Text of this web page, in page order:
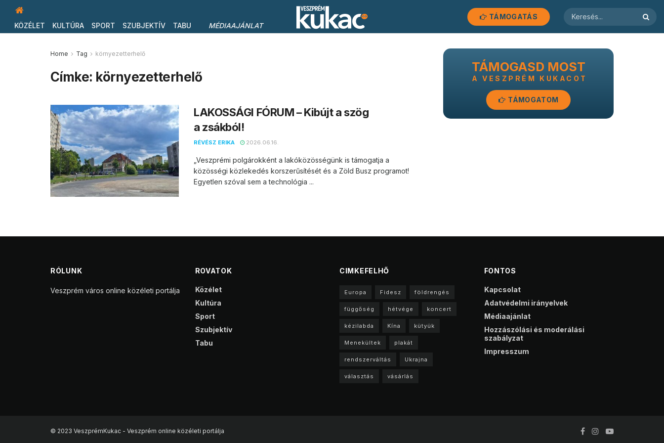
KÖZÉLET KULTÚRA SPORT SZUBJEKTÍV TABU MÉDIAAJÁNLAT
TÁMOGATÁS
Home Tag környezetterhelő
Címke: környezetterhelő
LAKOSSÁGI FÓRUM – Kibújt a szög
a zsákból!
RÉVÉSZ ERIKA 2026.06.16.
„Veszprémi polgárokként a lakóközösségünk is támogatja a
közösségi közlekedés korszerűsítését és a Zöld Busz programot!
Egyetlen szóval sem a technológia ...
TÁMOGASD MOST
A VESZPRÉM KUKACOT
TÁMOGATOM
RÓLUNK
Veszprém város online közéleti portálja
ROVATOK
Közélet
Kultúra
Sport
Szubjektív
Tabu
CIMKEFELHŐ
Europa Fidesz földrengés
függőség hétvége koncert
kézilabda Kína kütyük
Menekültek plakát
rendszerváltás Ukrajna
választás vásárlás
FONTOS
Kapcsolat
Adatvédelmi irányelvek
Médiaajánlat
Hozzászólási és moderálási
szabályzat
Impresszum
© 2023 VeszprémKukac - Veszprém online közéleti portálja